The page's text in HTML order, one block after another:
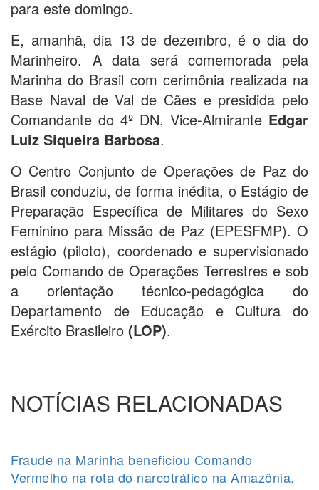
para este domingo.
E, amanhã, dia 13 de dezembro, é o dia do
Marinheiro. A data será comemorada pela
Marinha do Brasil com cerimônia realizada na
Base Naval de Val de Cães e presidida pelo
Comandante do 4º DN, Vice-Almirante Edgar
Luiz Siqueira Barbosa.
O Centro Conjunto de Operações de Paz do
Brasil conduziu, de forma inédita, o Estágio de
Preparação Específica de Militares do Sexo
Feminino para Missão de Paz (EPESFMP). O
estágio (piloto), coordenado e supervisionado
pelo Comando de Operações Terrestres e sob
a orientação técnico-pedagógica do
Departamento de Educação e Cultura do
Exército Brasileiro (LOP).
NOTÍCIAS RELACIONADAS
Fraude na Marinha beneficiou Comando
Vermelho na rota do narcotráfico na Amazônia.